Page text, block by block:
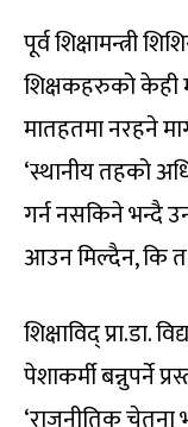
पूर्व शिक्षामन्त्री
शिक्षकहरुको केही
मातहतमा नरहने
‘स्थानीय तहको
गर्न नसकिने भन्दै
आउन मिल्दैन, कि त
शिक्षाविद् प्रा.डा.
पेशाकर्मी बन्नुपर्ने